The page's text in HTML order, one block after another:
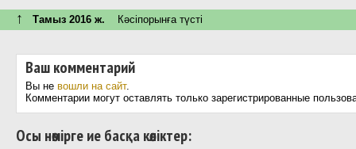
↑ Тамыз 2016 ж. Кәсіпорынға түсті
Ваш комментарий
Вы не вошли на сайт.
Комментарии могут оставлять только зарегистрированные
Осы нөмірге ие басқа көліктер: